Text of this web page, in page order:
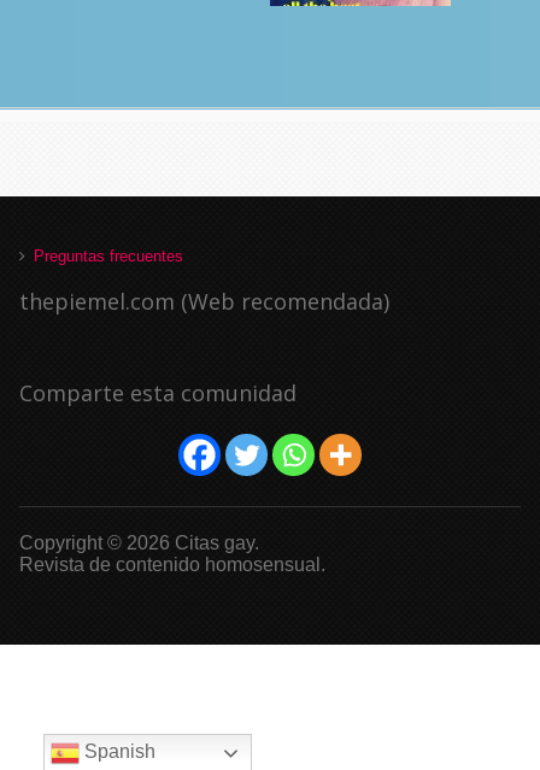
Preguntas frecuentes
thepiemel.com (Web recomendada)
Comparte esta comunidad
Copyright © 2026 Citas gay.
Revista de contenido homosensual.
Spanish